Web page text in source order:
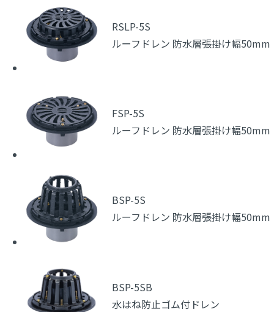
RSLP-5S
ルーフドレン 防水層張掛け幅50mm
FSP-5S
ルーフドレン 防水層張掛け幅50mm
BSP-5S
ルーフドレン 防水層張掛け幅50mm
BSP-5SB
水はね防止ゴム付ドレン